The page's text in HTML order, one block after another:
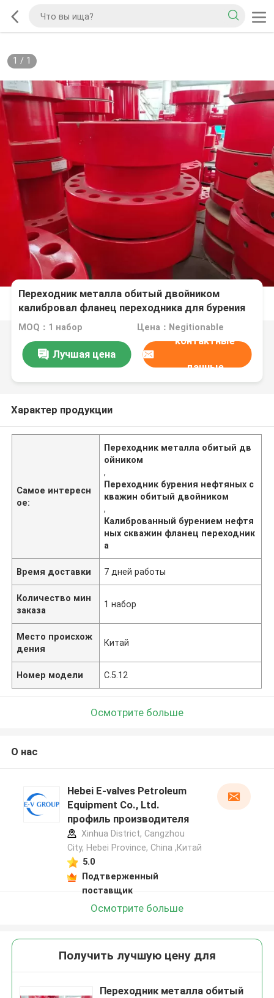
1 / 1
Переходник металла обитый двойником
калибровал фланец переходника для бурения
нефтяных скважин
MOQ：1 набор Цена：Negitionable
Лучшая цена
контактные
данные
Характер продукции
Самое интересн
ое:
Переходник металла обитый дв
ойником
,
Переходник бурения нефтяных с
кважин обитый двойником
,
Калиброванный бурением нефтя
ных скважин фланец переходник
а
Время доставки 7 дней работы
Количество мин
заказа
1 набор
Место происхож
дения
Китай
Номер модели C.5.12
Осмотрите больше
О нас
Hebei E-valves Petroleum
Equipment Co., Ltd.
профиль производителя
Xinhua District, Cangzhou
City, Hebei Province, China ,Китай
5.0
Подтверженный
поставщик
Осмотрите больше
Получить лучшую цену для
Переходник металла обитый